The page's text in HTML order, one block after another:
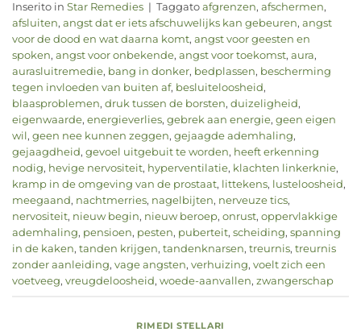
Inserito in Star Remedies | Taggato afgrenzen, afschermen,
afsluiten, angst dat er iets afschuwelijks kan gebeuren, angst
voor de dood en wat daarna komt, angst voor geesten en
spoken, angst voor onbekende, angst voor toekomst, aura,
aurasluitremedie, bang in donker, bedplassen, bescherming
tegen invloeden van buiten af, besluiteloosheid,
blaasproblemen, druk tussen de borsten, duizeligheid,
eigenwaarde, energieverlies, gebrek aan energie, geen eigen
wil, geen nee kunnen zeggen, gejaagde ademhaling,
gejaagdheid, gevoel uitgebuit te worden, heeft erkenning
nodig, hevige nervositeit, hyperventilatie, klachten linkerknie,
kramp in de omgeving van de prostaat, littekens, lusteloosheid,
meegaand, nachtmerries, nagelbijten, nerveuze tics,
nervositeit, nieuw begin, nieuw beroep, onrust, oppervlakkige
ademhaling, pensioen, pesten, puberteit, scheiding, spanning
in de kaken, tanden krijgen, tandenknarsen, treurnis, treurnis
zonder aanleiding, vage angsten, verhuizing, voelt zich een
voetveeg, vreugdeloosheid, woede-aanvallen, zwangerschap
RIMEDI STELLARI